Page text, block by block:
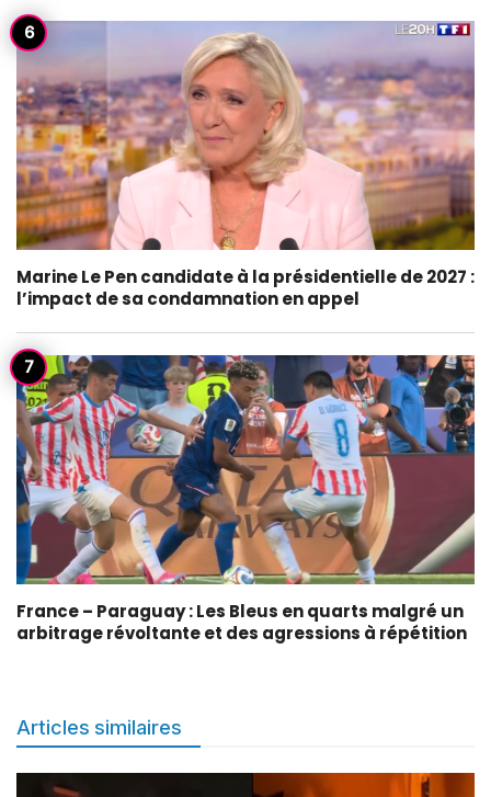
Marine Le Pen candidate à la présidentielle de 2027 :
l’impact de sa condamnation en appel
France – Paraguay : Les Bleus en quarts malgré un
arbitrage révoltante et des agressions à répétition
Articles similaires